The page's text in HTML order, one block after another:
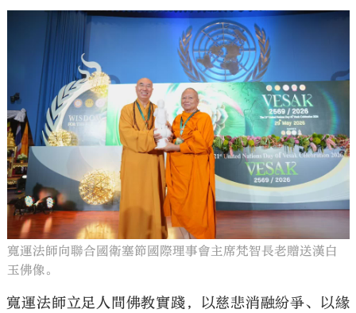
寬運法師向聯合國衛塞節國際理事會主席梵智長老贈送漢白
玉佛像。
寬運法師立足人間佛教實踐，以慈悲消融紛爭、以緣